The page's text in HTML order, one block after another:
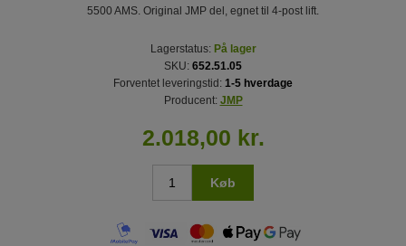
5500 AMS. Original JMP del, egnet til 4-post lift.
Lagerstatus: På lager
SKU: 652.51.05
Forventet leveringstid: 1-5 hverdage
Producent: JMP
2.018,00 kr.
Køb